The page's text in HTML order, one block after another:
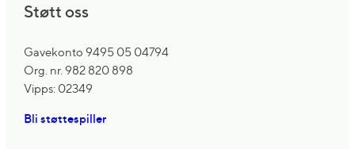
Støtt oss
Gavekonto 9495 05 04794
Org. nr. 982 820 898
Vipps: 02349
Bli støttespiller